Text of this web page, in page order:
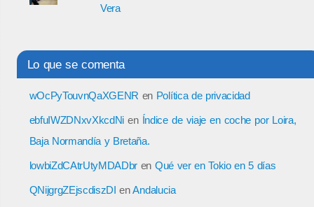
Vera
Lo que se comenta
wOcPyTouvnQaXGENR en Política de privacidad
ebfuIWZDNxvXkcdNi en Índice de viaje en coche por Loira,
Baja Normandía y Bretaña.
lowbiZdCAtrUtyMDADbr en Qué ver en Tokio en 5 días
QNijgrgZEjscdiszDI enAndalucia